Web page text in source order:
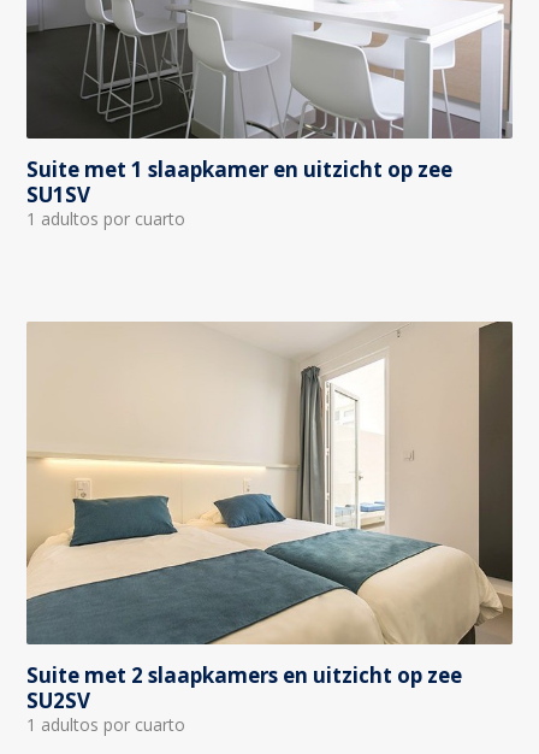
Suite met 1 slaapkamer en uitzicht op zee
SU1SV
1 adultos por cuarto
Suite met 2 slaapkamers en uitzicht op zee
SU2SV
1 adultos por cuarto